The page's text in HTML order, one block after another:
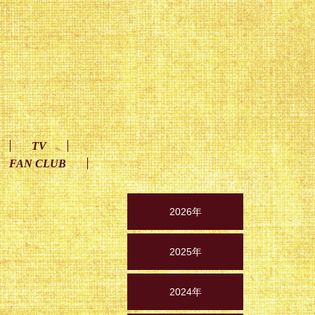
TV
FAN CLUB
2026年
2025年
2024年